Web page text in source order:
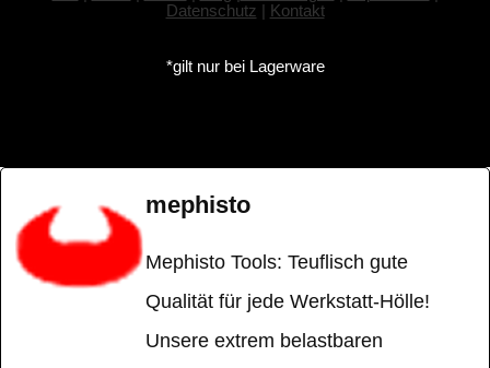
Datenschutz | Kontakt
*gilt nur bei Lagerware
mephisto
Mephisto Tools: Teuflisch gute
Qualität für jede Werkstatt-Hölle!
Unsere extrem belastbaren